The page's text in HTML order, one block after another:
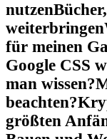
nutzen
weiterbringen
für meinen
Google CSS
man wissen?
beachten?
größten